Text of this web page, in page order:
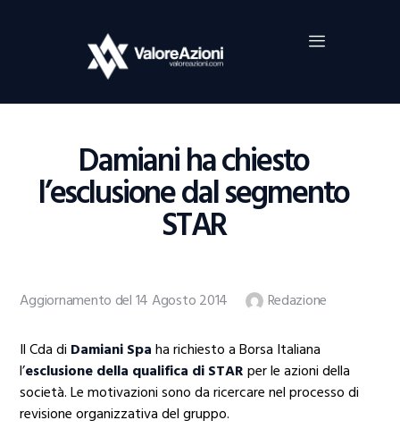
Damiani ha chiesto
l’esclusione dal segmento
STAR
Home
Investimenti
Borsa
Guide Al Trading
Criptovalute
Aggiornamento del 14 Agosto 2014 Redazione
Il Cda di Damiani Spaha richiesto a Borsa Italiana
l’esclusione della qualifica di STARper le azioni della
società. Le motivazioni sono da ricercare nel processo di
revisione organizzativa del gruppo.